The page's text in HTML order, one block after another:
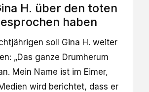
H. über den toten
haben
soll Gina H. weiter
„Das ganze Drumherum
Mein Name ist im Eimer,
wird berichtet, dass er